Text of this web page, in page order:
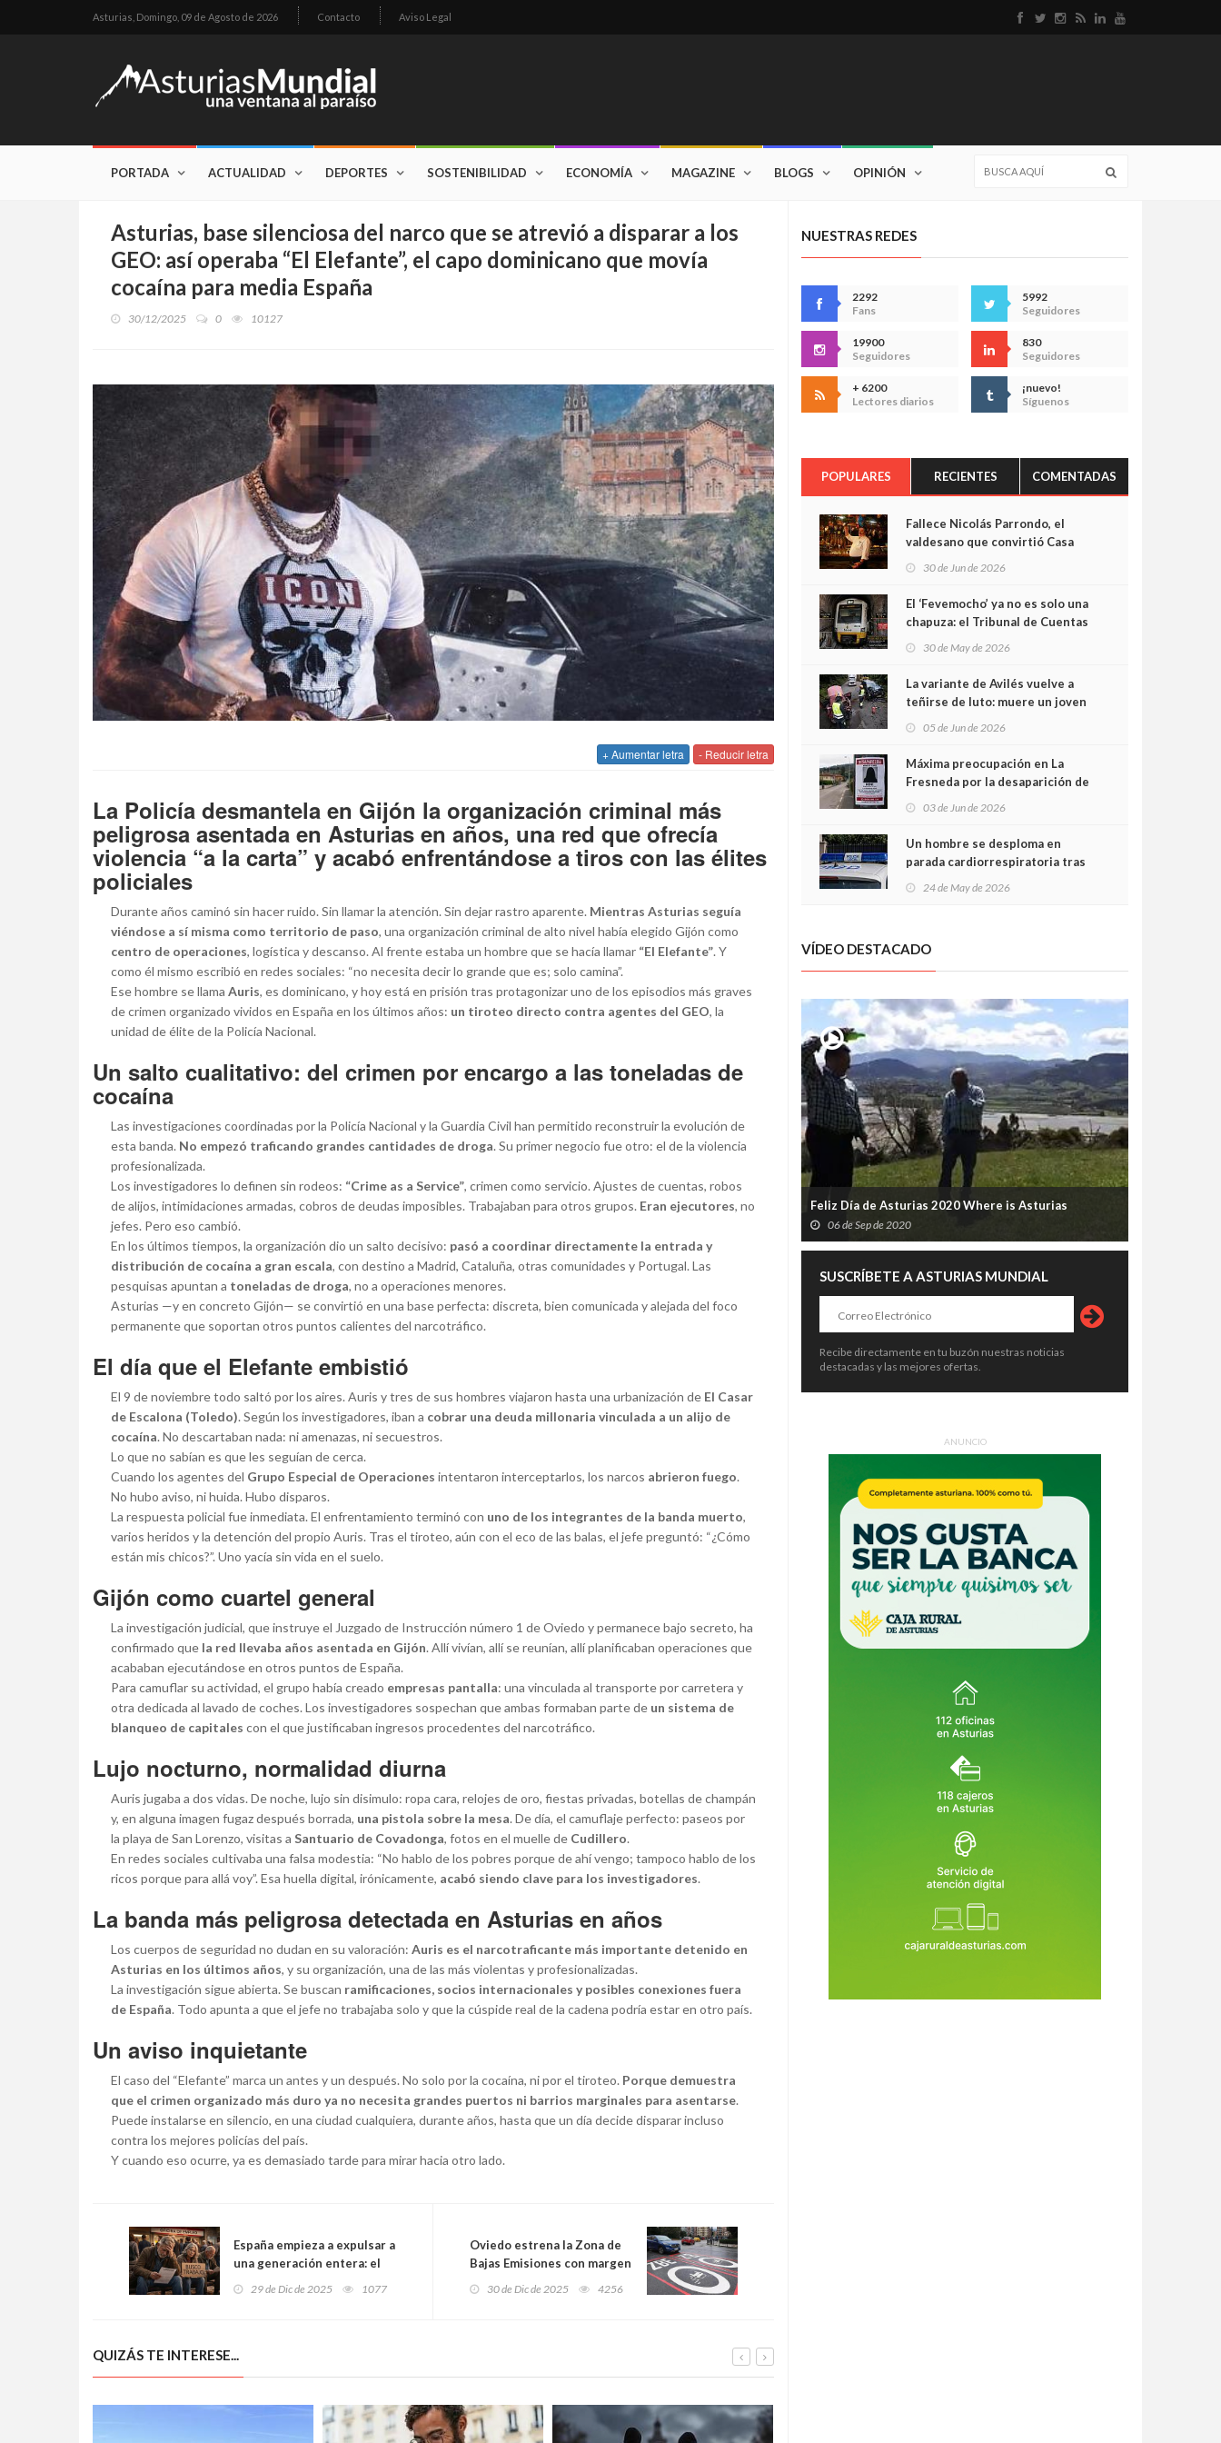
Asturias, Domingo, 09 de Agosto de 2026 Contacto Aviso Legal
PORTADA ACTUALIDAD DEPORTES SOSTENIBILIDAD ECONOMÍA MAGAZINE BLOGS OPINIÓN
Asturias, base silenciosa del narco que se atrevió a disparar a los
GEO: así operaba “El Elefante”, el capo dominicano que movía
cocaína para media España
30/12/2025 0 10127
+ Aumentar letra - Reducir letra
La Policía desmantela en Gijón la organización criminal más
peligrosa asentada en Asturias en años, una red que ofrecía
violencia “a la carta” y acabó enfrentándose a tiros con las élites
policiales
Durante años caminó sin hacer ruido. Sin llamar la atención. Sin dejar rastro aparente. Mientras Asturias seguía
viéndose a sí misma como territorio de paso, una organización criminal de alto nivel había elegido Gijón como
centro de operaciones, logística y descanso. Al frente estaba un hombre que se hacía llamar “El Elefante”. Y
como él mismo escribió en redes sociales: “no necesita decir lo grande que es; solo camina”.
Ese hombre se llama Auris, es dominicano, y hoy está en prisión tras protagonizar uno de los episodios más graves
de crimen organizado vividos en España en los últimos años: un tiroteo directo contra agentes del GEO, la
unidad de élite de la Policía Nacional.
Un salto cualitativo: del crimen por encargo a las toneladas de
cocaína
Las investigaciones coordinadas por la Policía Nacional y la Guardia Civil han permitido reconstruir la evolución de
esta banda. No empezó traficando grandes cantidades de droga. Su primer negocio fue otro: el de la violencia
profesionalizada.
Los investigadores lo definen sin rodeos: “Crime as a Service”, crimen como servicio. Ajustes de cuentas, robos
de alijos, intimidaciones armadas, cobros de deudas imposibles. Trabajaban para otros grupos. Eran ejecutores, no
jefes. Pero eso cambió.
En los últimos tiempos, la organización dio un salto decisivo: pasó a coordinar directamente la entrada y
distribución de cocaína a gran escala, con destino a Madrid, Cataluña, otras comunidades y Portugal. Las
pesquisas apuntan a toneladas de droga, no a operaciones menores.
Asturias —y en concreto Gijón— se convirtió en una base perfecta: discreta, bien comunicada y alejada del foco
permanente que soportan otros puntos calientes del narcotráfico.
El día que el Elefante embistió
El 9 de noviembre todo saltó por los aires. Auris y tres de sus hombres viajaron hasta una urbanización de El Casar
de Escalona (Toledo). Según los investigadores, iban a cobrar una deuda millonaria vinculada a un alijo de
cocaína. No descartaban nada: ni amenazas, ni secuestros.
Lo que no sabían es que les seguían de cerca.
Cuando los agentes del Grupo Especial de Operaciones intentaron interceptarlos, los narcos abrieron fuego.
No hubo aviso, ni huida. Hubo disparos.
La respuesta policial fue inmediata. El enfrentamiento terminó con uno de los integrantes de la banda muerto,
varios heridos y la detención del propio Auris. Tras el tiroteo, aún con el eco de las balas, el jefe preguntó: “¿Cómo
están mis chicos?”. Uno yacía sin vida en el suelo.
Gijón como cuartel general
La investigación judicial, que instruye el Juzgado de Instrucción número 1 de Oviedo y permanece bajo secreto, ha
confirmado que la red llevaba años asentada en Gijón. Allí vivían, allí se reunían, allí planificaban operaciones que
acababan ejecutándose en otros puntos de España.
Para camuflar su actividad, el grupo había creado empresas pantalla: una vinculada al transporte por carretera y
otra dedicada al lavado de coches. Los investigadores sospechan que ambas formaban parte de un sistema de
blanqueo de capitales con el que justificaban ingresos procedentes del narcotráfico.
Lujo nocturno, normalidad diurna
Auris jugaba a dos vidas. De noche, lujo sin disimulo: ropa cara, relojes de oro, fiestas privadas, botellas de champán
y, en alguna imagen fugaz después borrada, una pistola sobre la mesa. De día, el camuflaje perfecto: paseos por
la playa de San Lorenzo, visitas a Santuario de Covadonga, fotos en el muelle de Cudillero.
En redes sociales cultivaba una falsa modestia: “No hablo de los pobres porque de ahí vengo; tampoco hablo de los
ricos porque para allá voy”. Esa huella digital, irónicamente, acabó siendo clave para los investigadores.
La banda más peligrosa detectada en Asturias en años
Los cuerpos de seguridad no dudan en su valoración: Auris es el narcotraficante más importante detenido en
Asturias en los últimos años, y su organización, una de las más violentas y profesionalizadas.
La investigación sigue abierta. Se buscan ramificaciones, socios internacionales y posibles conexiones fuera
de España. Todo apunta a que el jefe no trabajaba solo y que la cúspide real de la cadena podría estar en otro país.
Un aviso inquietante
El caso del “Elefante” marca un antes y un después. No solo por la cocaína, ni por el tiroteo. Porque demuestra
que el crimen organizado más duro ya no necesita grandes puertos ni barrios marginales para asentarse.
Puede instalarse en silencio, en una ciudad cualquiera, durante años, hasta que un día decide disparar incluso
contra los mejores policías del país.
Y cuando eso ocurre, ya es demasiado tarde para mirar hacia otro lado.
España empieza a expulsar a
una generación entera: el
paro sénior ya supera al de
29 de Dic de 2025 1077
Oviedo estrena la Zona de
Bajas Emisiones con margen
y pedagogía: cómo funciona,
30 de Dic de 2025 4256
QUIZÁS TE INTERESE...
NUESTRAS REDES
2292
Fans
5992
Seguidores
19900
Seguidores
830
Seguidores
+ 6200
Lectores diarios
¡nuevo!
Síguenos
POPULARES RECIENTES COMENTADAS
Fallece Nicolás Parrondo, el
valdesano que convirtió Casa
30 de Jun de 2026
El ‘Fevemocho’ ya no es solo una
chapuza: el Tribunal de Cuentas
sobrecoste de los trenes que no
cabían por los túneles
30 de May de 2026
La variante de Avilés vuelve a
teñirse de luto: muere un joven
05 de Jun de 2026
Máxima preocupación en La
Fresneda por la desaparición de
03 de Jun de 2026
Un hombre se desploma en
parada cardiorrespiratoria tras
24 de May de 2026
VÍDEO DESTACADO
Feliz Día de Asturias 2020 Where is Asturias
06 de Sep de 2020
SUSCRÍBETE A ASTURIAS MUNDIAL
Recibe directamente en tu buzón nuestras noticias
destacadas y las mejores ofertas.
ANUNCIO